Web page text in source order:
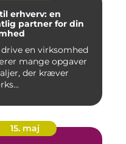
erhverv: en
partner for din
en virksomhed
mange opgaver
der kræver
15. maj